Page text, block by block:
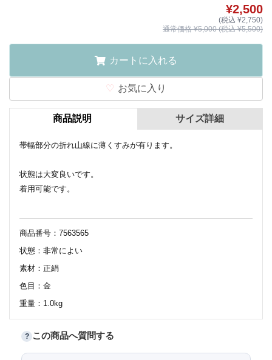
¥2,500
(税込 ¥2,750)
通常価格 ¥5,000 (税込 ¥5,500)
カートに入れる
お気に入り
商品説明
帯幅部分の折れ山線に薄くすみが有ります。
状態は大変良いです。
着用可能です。
商品番号：7563565
状態：非常によい
素材：正絹
色目：金
重量：1.0kg
サイズ詳細
サイズ（cm） 長さ 436
? この商品へ質問する